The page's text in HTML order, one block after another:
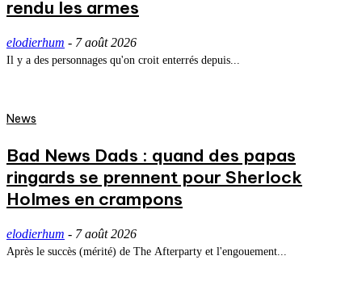
rendu les armes
elodierhum - 7 août 2026
Il y a des personnages qu'on croit enterrés depuis...
News
Bad News Dads : quand des papas
ringards se prennent pour Sherlock
Holmes en crampons
elodierhum - 7 août 2026
Après le succès (mérité) de The Afterparty et l'engouement...